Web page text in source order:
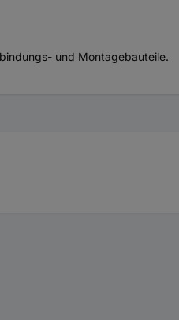
und Montagebauteile.